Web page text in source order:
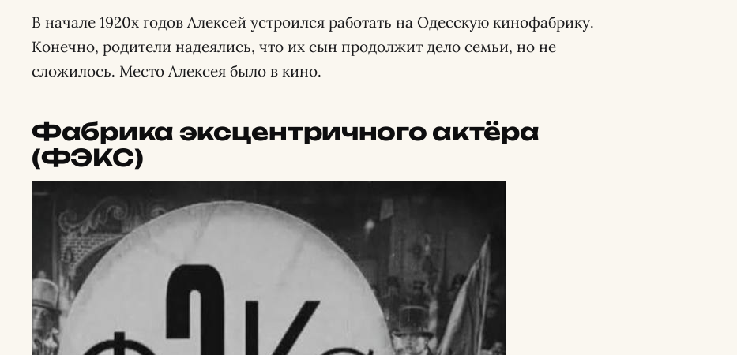
В начале 1920х годов Алексей устроился работать на Одесскую кинофабрику.
Конечно, родители надеялись, что их сын продолжит дело семьи, но не
сложилось. Место Алексея было в кино.
Фабрика эксцентричного актёра
(ФЭКС)